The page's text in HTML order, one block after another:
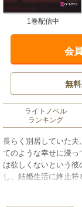
1巻配信中
会
無
ライトノベル
ランキング
長らく別居していた夫
てのような幸せに浸
は欲しくないという
し、結婚生活に終止
ドをともにした今、